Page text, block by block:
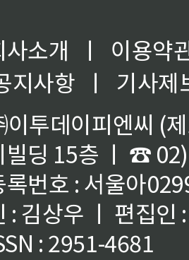
사소개 ㅣ
이용약
지사항
ㅣ
기사제
이투데이피엔씨 (
빌딩 15층 ㅣ ☎
록번호 : 서울아
: 김상우 ㅣ 편집인
: 2951-4681